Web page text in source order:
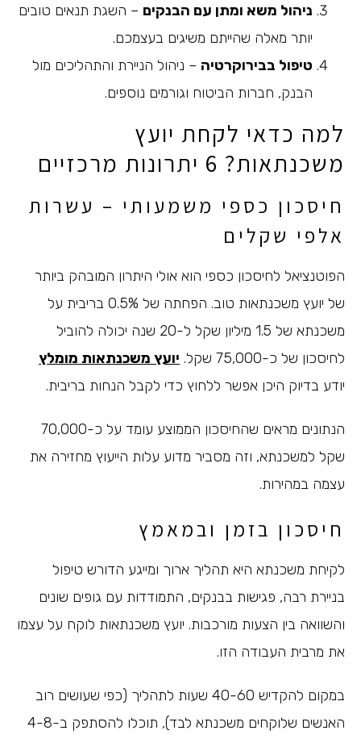
ניהול משא ומתן עם הבנקים– השגת תנאים טובים
יותר מאלה שהייתם משיגים בעצמכם.
טיפול בבירוקרטיה– ניהול הניירת והתהליכים מול
הבנק, חברות הביטוח וגורמים נוספים.
למה כדאי לקחת יועץ
משכנתאות? 6 יתרונות מרכזיים
חיסכון כספי משמעותי – עשרות
אלפי שקלים
הפוטנציאל לחיסכון כספי הוא אולי היתרון המובהק ביותר
של יועץ משכנתאות טוב. הפחתה של 0.5% בריבית על
משכנתא של 1.5 מיליון שקל ל-20 שנה יכולה להוביל
לחיסכון של כ-75,000 שקל.
יועץ משכנתאות מומלץ
יודע בדיוק היכן אפשר ללחוץ כדי לקבל הנחות בריבית.
הנתונים מראים שהחיסכון הממוצע עומד על כ-70,000
שקל למשכנתא, וזה מסביר מדוע עלות הייעוץ מחזירה את
עצמה במהירות.
חיסכון בזמן ובמאמץ
לקיחת משכנתא היא תהליך ארוך ומייגע הדורש טיפול
בניירת רבה, פגישות בבנקים, התמודדות עם גופים שונים
והשוואה בין הצעות מורכבות. יועץ משכנתאות לוקח על עצמו
את מרבית העבודה הזו.
במקום להקדיש 40-60 שעות לתהליך (כפי שעושים רוב
האנשים שלוקחים משכנתא לבד), תוכלו להסתפק ב-4-8